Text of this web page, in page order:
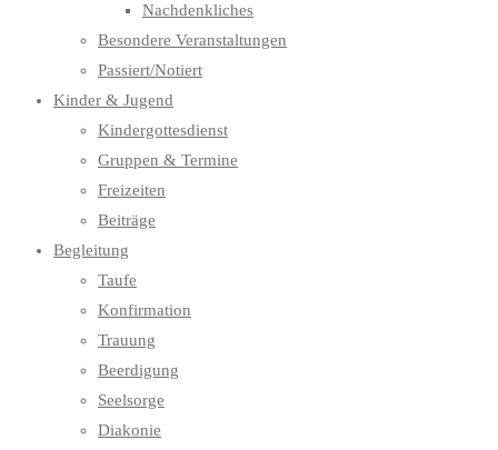
Nachdenkliches
Besondere Veranstaltungen
Passiert/Notiert
Kinder & Jugend
Kindergottesdienst
Gruppen & Termine
Freizeiten
Beiträge
Begleitung
Taufe
Konfirmation
Trauung
Beerdigung
Seelsorge
Diakonie